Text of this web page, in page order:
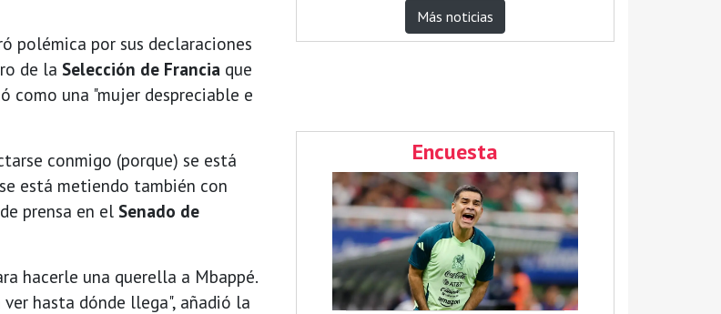
polémica por sus declaraciones
de la Selección de Francia que
como una "mujer despreciable e
conmigo (porque) se está
está metiendo también con
prensa en el Senado de
hacerle una querella a Mbappé.
hasta dónde llega", añadió la
Más noticias
Encuesta